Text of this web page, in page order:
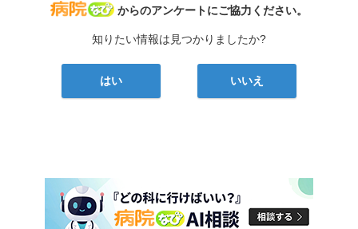
病院なび
からのアンケートにご協力ください。
知りたい情報は見つかりましたか?
はい いいえ